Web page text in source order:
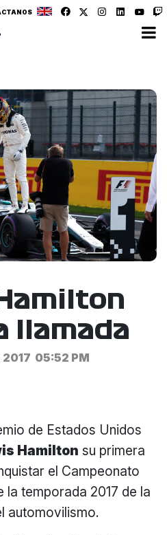
llamada
05:52 PM
de Estados Unidos
Hamilton su primera
el Campeonato
la temporada 2017 de la
automovilismo.